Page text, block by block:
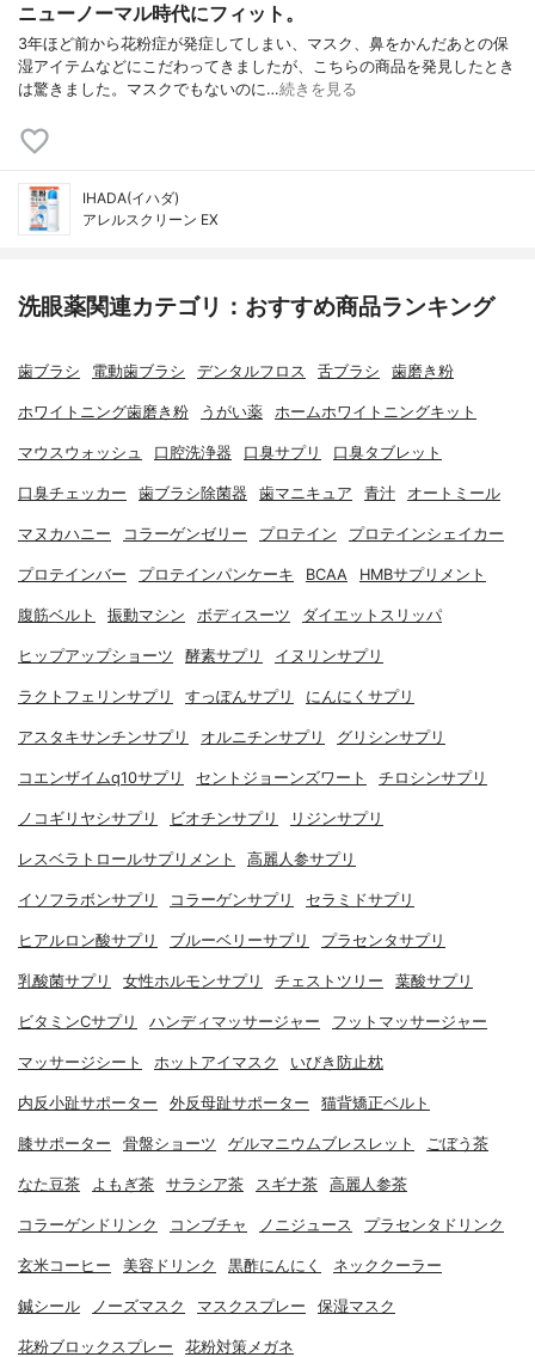
ニューノーマル時代にフィット。
3年ほど前から花粉症が発症してしまい、マスク、鼻をかんだあとの保
湿アイテムなどにこだわってきましたが、こちらの商品を発見したとき
は驚きました。マスクでもないのに…続きを見る
IHADA(イハダ)
アレルスクリーン EX
洗眼薬関連カテゴリ：おすすめ商品ランキング
歯ブラシ 電動歯ブラシ デンタルフロス 舌ブラシ 歯磨き粉
ホワイトニング歯磨き粉 うがい薬 ホームホワイトニングキット
マウスウォッシュ 口腔洗浄器 口臭サプリ 口臭タブレット
口臭チェッカー 歯ブラシ除菌器 歯マニキュア 青汁 オートミール
マヌカハニー コラーゲンゼリー プロテイン プロテインシェイカー
プロテインバー プロテインパンケーキ BCAA HMBサプリメント
腹筋ベルト 振動マシン ボディスーツ ダイエットスリッパ
ヒップアップショーツ 酵素サプリ イヌリンサプリ
ラクトフェリンサプリ すっぽんサプリ にんにくサプリ
アスタキサンチンサプリ オルニチンサプリ グリシンサプリ
コエンザイムq10サプリ セントジョーンズワート チロシンサプリ
ノコギリヤシサプリ ビオチンサプリ リジンサプリ
レスベラトロールサプリメント 高麗人参サプリ
イソフラボンサプリ コラーゲンサプリ セラミドサプリ
ヒアルロン酸サプリ ブルーベリーサプリ プラセンタサプリ
乳酸菌サプリ 女性ホルモンサプリ チェストツリー 葉酸サプリ
ビタミンCサプリ ハンディマッサージャー フットマッサージャー
マッサージシート ホットアイマスク いびき防止枕
内反小趾サポーター 外反母趾サポーター 猫背矯正ベルト
膝サポーター 骨盤ショーツ ゲルマニウムブレスレット ごぼう茶
なた豆茶 よもぎ茶 サラシア茶 スギナ茶 高麗人参茶
コラーゲンドリンク コンブチャ ノニジュース プラセンタドリンク
玄米コーヒー 美容ドリンク 黒酢にんにく ネッククーラー
鍼シール ノーズマスク マスクスプレー 保湿マスク
花粉ブロックスプレー 花粉対策メガネ